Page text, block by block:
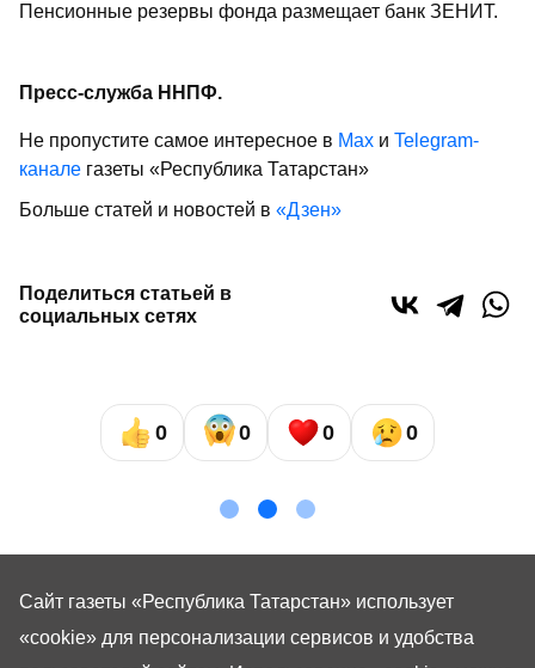
Пенсионные резервы фонда размещает банк ЗЕНИТ.
Пресс-служба ННПФ.
Не пропустите самое интересное в Max и Telegram-
канале газеты «Республика Татарстан»
Больше статей и новостей в «Дзен»
Поделиться статьей в
социальных сетях
0 0 0 0
Сайт газеты «Республика Татарстан» использует
«cookie» для персонализации сервисов и удобства